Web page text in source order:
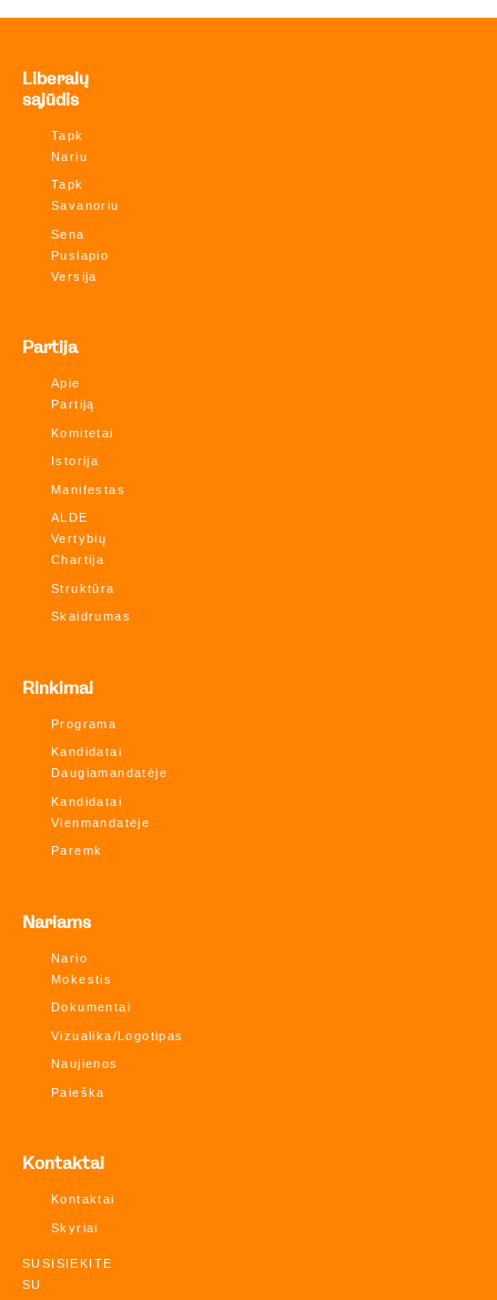
Liberalų
sąjūdis
Tapk
Nariu
Tapk
Savanoriu
Sena
Puslapio
Versija
Partija
Apie
Partiją
Komitetai
Istorija
Manifestas
ALDE
Vertybių
Chartija
Struktūra
Skaidrumas
Rinkimai
Programa
Kandidatai
Daugiamandatėje
Kandidatai
Vienmandatėje
Paremk
Nariams
Nario
Mokestis
Dokumentai
Vizualika/Logotipas
Naujienos
Paieška
Kontaktai
Kontaktai
Skyriai
SUSISIEKITE
SU